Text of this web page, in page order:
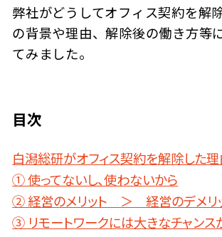
弊社がどうしてオフィス契約を解
の背景や理由、解除後の働き方等
てみました。
目次
白潟総研がオフィス契約を解除した
① 使ってないし、使わないから
② 経営のメリット ＞ 経営のデメリ
③ リモートワークには大きなチャンス